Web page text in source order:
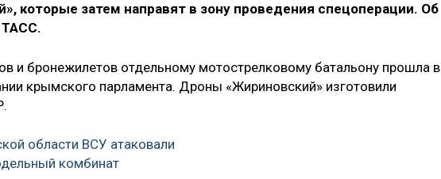
которые затем направят в зону проведения спецоперации. Об
ТАСС.
и бронежилетов отдельному мотострелковому батальону прошла в
крымского парламента. Дроны «Жириновский» изготовили
области ВСУ атаковали
комбинат